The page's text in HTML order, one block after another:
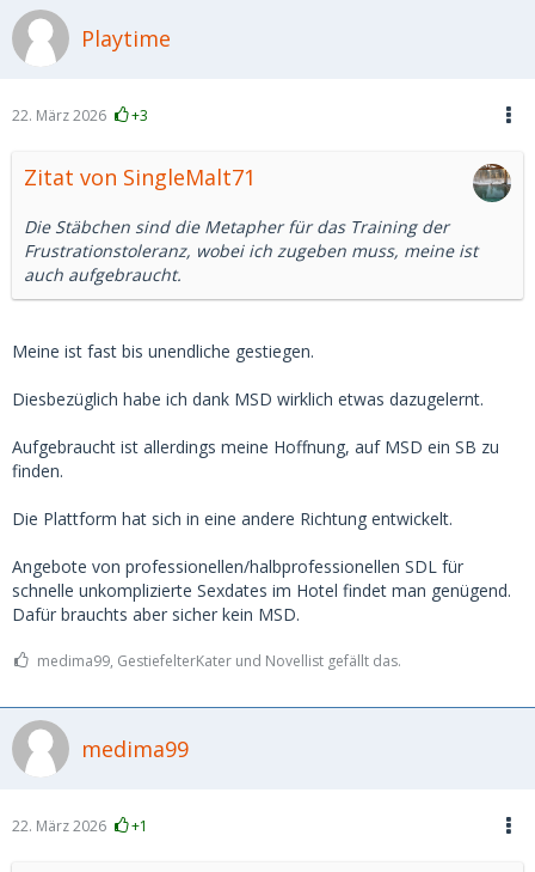
Jedenfalls geh ich morgen erstmal zum Chinabuffet.
Stäbchen klauen....
Playtime
22. März 2026 +3
Zitat von SingleMalt71
Die Stäbchen sind die Metapher für das Training der
Frustrationstoleranz, wobei ich zugeben muss, meine ist
auch aufgebraucht.
Meine ist fast bis unendliche gestiegen.
Diesbezüglich habe ich dank MSD wirklich etwas dazugelernt.
Aufgebraucht ist allerdings meine Hoffnung, auf MSD ein SB zu
finden.
Die Plattform hat sich in eine andere Richtung entwickelt.
Angebote von professionellen/halbprofessionellen SDL für
schnelle unkomplizierte Sexdates im Hotel findet man genügend.
Dafür brauchts aber sicher kein MSD.
medima99, GestiefelterKater und Novellist gefällt das.
medima99
22. März 2026 +1